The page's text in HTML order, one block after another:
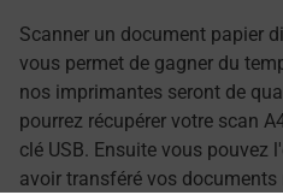
Scanner un document papier
vous permet de gagner du
nos imprimantes seront de
pourrez récupérer votre scan
clé USB. Ensuite vous pouvez
avoir transféré vos